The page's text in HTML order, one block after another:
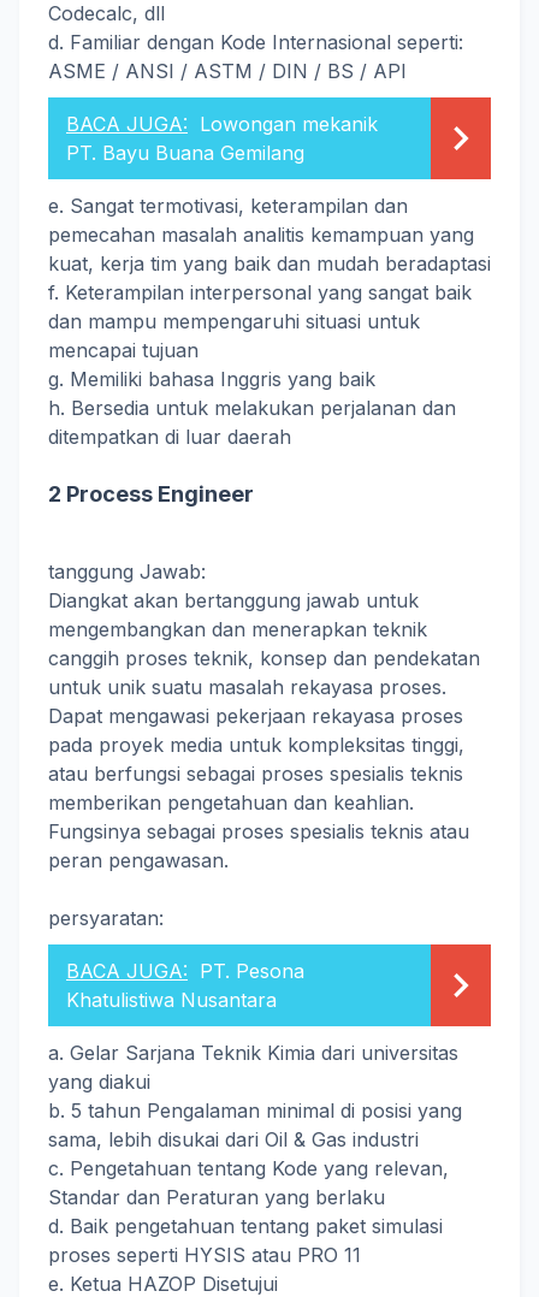
Codecalc, dll
d. Familiar dengan Kode Internasional seperti:
ASME / ANSI / ASTM / DIN / BS / API
BACA JUGA: Lowongan mekanik
PT. Bayu Buana Gemilang
e. Sangat termotivasi, keterampilan dan
pemecahan masalah analitis kemampuan yang
kuat, kerja tim yang baik dan mudah beradaptasi
f. Keterampilan interpersonal yang sangat baik
dan mampu mempengaruhi situasi untuk
mencapai tujuan
g. Memiliki bahasa Inggris yang baik
h. Bersedia untuk melakukan perjalanan dan
ditempatkan di luar daerah
2 Process Engineer
tanggung Jawab:
Diangkat akan bertanggung jawab untuk
mengembangkan dan menerapkan teknik
canggih proses teknik, konsep dan pendekatan
untuk unik suatu masalah rekayasa proses.
Dapat mengawasi pekerjaan rekayasa proses
pada proyek media untuk kompleksitas tinggi,
atau berfungsi sebagai proses spesialis teknis
memberikan pengetahuan dan keahlian.
Fungsinya sebagai proses spesialis teknis atau
peran pengawasan.
persyaratan:
BACA JUGA: PT. Pesona
Khatulistiwa Nusantara
a. Gelar Sarjana Teknik Kimia dari universitas
yang diakui
b. 5 tahun Pengalaman minimal di posisi yang
sama, lebih disukai dari Oil & Gas industri
c. Pengetahuan tentang Kode yang relevan,
Standar dan Peraturan yang berlaku
d. Baik pengetahuan tentang paket simulasi
proses seperti HYSIS atau PRO 11
e. Ketua HAZOP Disetujui